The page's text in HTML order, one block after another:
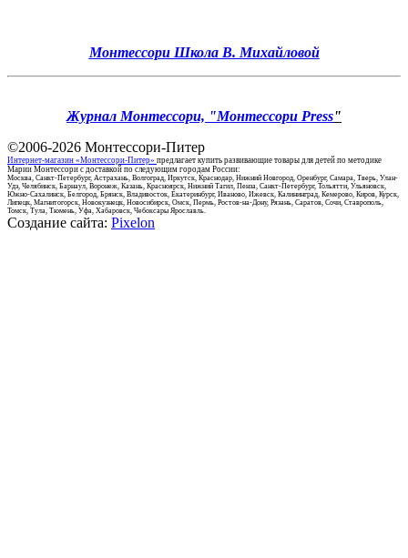
Монтессори Школа В. Михайловой
Журнал Монтессори, "Монтессори Press"
©2006-2026 Монтессори-Питер
Интернет-магазин «Монтессори-Питер» предлагает купить развивающие товары для детей по методике
Марии Монтессори с доставкой по следующим городам России:
Москва, Санкт-Петербург, Астрахань, Волгоград, Иркутск, Краснодар, Нижний Новгород, Оренбург, Самара, Тверь, Улан-
Удэ, Челябинск, Барнаул, Воронеж, Казань, Красноярск, Нижний Тагил, Пенза, Санкт-Петербург, Тольятти, Ульяновск,
Южно-Сахалинск, Белгород, Брянск, Владивосток, Екатеринбург, Иваново, Ижевск, Калининград, Кемерово, Киров, Курск,
Липецк, Магнитогорск, Новокузнецк, Новосибирск, Омск, Пермь, Ростов-на-Дону, Рязань, Саратов, Сочи, Ставрополь,
Томск, Тула, Тюмень, Уфа, Хабаровск, Чебоксары Ярославль.
Создание сайта: Pixelon